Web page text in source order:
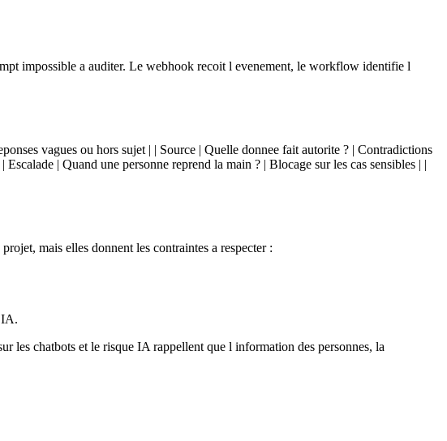
impossible a auditer. Le webhook recoit l evenement, le workflow identifie l
vagues ou hors sujet | | Source | Quelle donnee fait autorite ? | Contradictions
| Quand une personne reprend la main ? | Blocage sur les cas sensibles | |
mais elles donnent les contraintes a respecter :
IA.
les chatbots et le risque IA rappellent que l information des personnes, la